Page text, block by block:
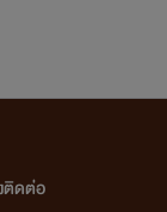
ติดต่อ